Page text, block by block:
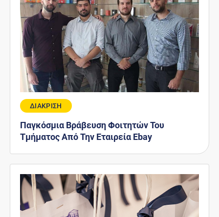
ΔΙΑΚΡΙΣΗ
Παγκόσμια Βράβευση Φοιτητών Του
Τμήματος Από Την Εταιρεία Ebay